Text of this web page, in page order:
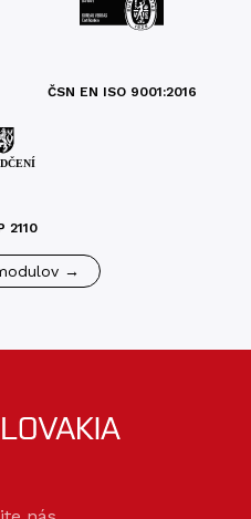
ČSN EN ISO 9001:2016
2110
→